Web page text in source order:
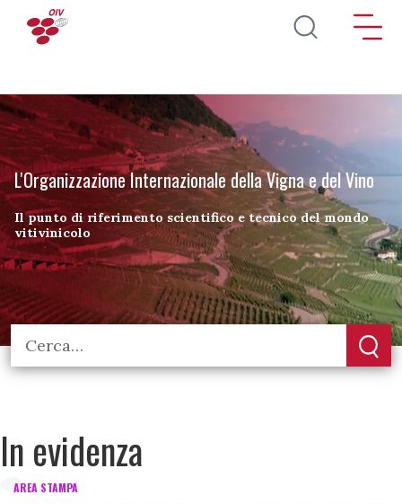
Salta al contenuto principale
L'Organizzazione Internazionale della Vigna e del Vino
Il punto di riferimento scientifico e tecnico del mondo
vitivinicolo
In evidenza
AREA STAMPA